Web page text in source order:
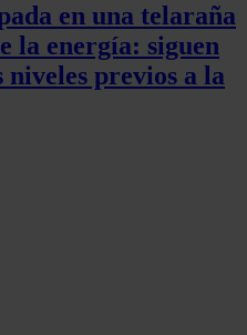
en una telaraña
la energía: siguen
niveles previos a la